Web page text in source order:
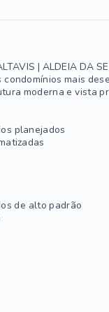
| ALDEIA DA
mais
moderna e vista
planejados
de alto padrão